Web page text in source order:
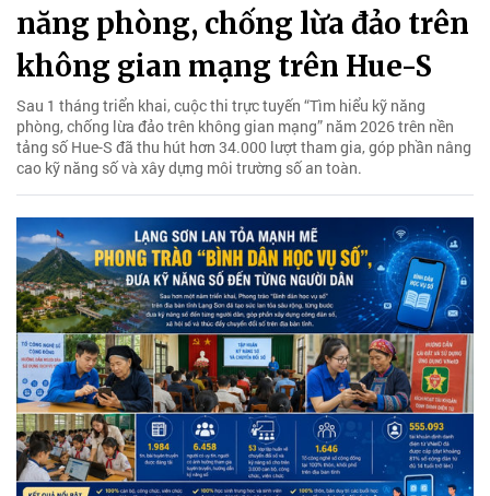
năng phòng, chống lừa đảo trên
không gian mạng trên Hue-S
Sau 1 tháng triển khai, cuộc thi trực tuyến “Tìm hiểu kỹ năng
phòng, chống lừa đảo trên không gian mạng” năm 2026 trên nền
tảng số Hue-S đã thu hút hơn 34.000 lượt tham gia, góp phần nâng
cao kỹ năng số và xây dựng môi trường số an toàn.